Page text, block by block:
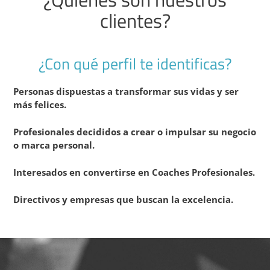
clientes?
¿Con qué perfil te identificas?
Personas dispuestas a transformar sus vidas y ser
más felices.
Profesionales decididos a crear o impulsar su negocio
o marca personal.
Interesados en convertirse en Coaches Profesionales.
Directivos y empresas que buscan la excelencia.